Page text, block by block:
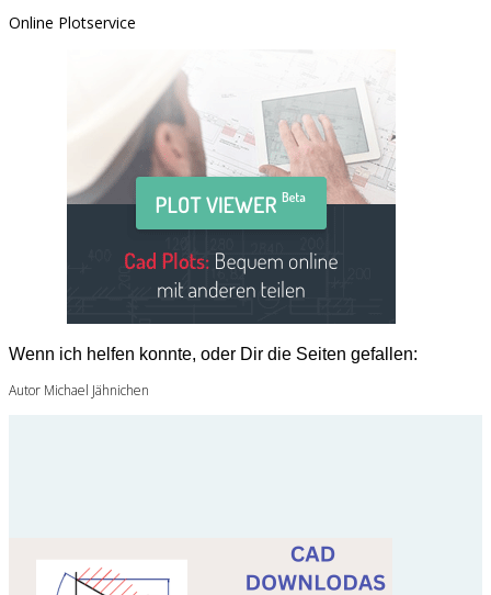
Online Plotservice
Wenn ich helfen konnte, oder Dir die Seiten gefallen:
Autor Michael Jähnichen